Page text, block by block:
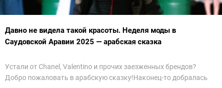
Давно не видела такой красоты. Неделя моды в
Саудовской Аравии 2025 — арабская сказка
Устали от Chanel, Valentino и прочих заезженных брендов?
Добро пожаловать в арабскую сказку!Наконец-то добралась